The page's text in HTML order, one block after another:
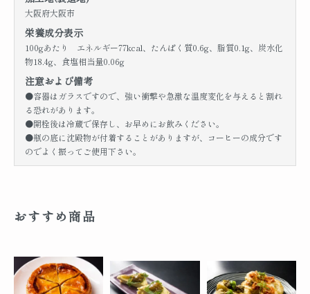
大阪府大阪市
栄養成分表示
100gあたり エネルギー77kcal、たんぱく質0.6g、脂質0.1g、炭水化
物18.4g、食塩相当量0.06g
注意および備考
●容器はガラスですので、強い衝撃や急激な温度変化を与えると割れ
る恐れがあります。
●開栓後は冷蔵で保存し、お早めにお飲みください。
●瓶の底に沈殿物が付着することがありますが、コーヒーの成分です
のでよく振ってご使用下さい。
おすすめ商品